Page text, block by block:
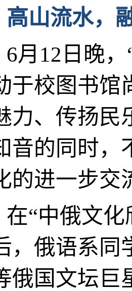
高山流水，
6月12日晚
于校图书馆
力、传扬民
音的同时，
的进一步交
在“中俄文
，俄语系同
俄国文坛巨